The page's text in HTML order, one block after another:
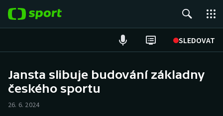
SLEDOVAT
Hokej
Jansta slibuje budování základny
českého sportu
26. 6. 2024